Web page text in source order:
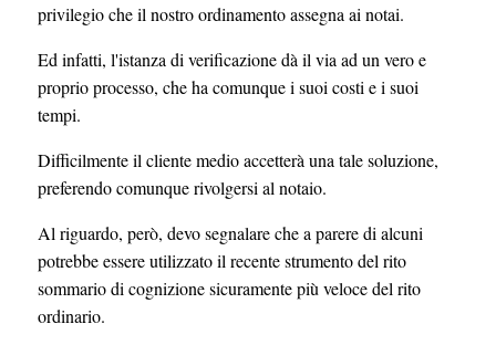
privilegio che il nostro ordinamento assegna ai notai.
Ed infatti, l'istanza di verificazione dà il via ad un vero e
proprio processo, che ha comunque i suoi costi e i suoi
tempi.
Difficilmente il cliente medio accetterà una tale soluzione,
preferendo comunque rivolgersi al notaio.
Al riguardo, però, devo segnalare che a parere di alcuni
potrebbe essere utilizzato il recente strumento del rito
sommario di cognizione sicuramente più veloce del rito
ordinario.